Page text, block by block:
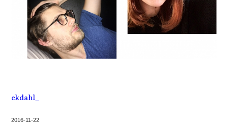
ekdahl_
2016-11-22